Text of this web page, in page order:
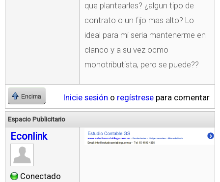
que plantearles? ¿algun tipo de
contrato o un fijo mas alto? Lo
ideal para mi seria mantenerme en
clanco y a su vez ocmo
monotributista, pero se puede??
Encima Inicie sesión o regístrese para comentar
Espacio Publicitario
Econlink
Conectado